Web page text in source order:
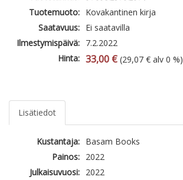
Tuotemuoto: Kovakantinen kirja
Saatavuus: Ei saatavilla
Ilmestymispäivä: 7.2.2022
Hinta: 33,00 € (29,07 € alv 0 %)
Lisätiedot
Kustantaja: Basam Books
Painos: 2022
Julkaisuvuosi: 2022